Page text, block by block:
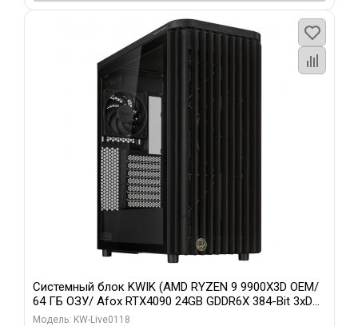
Системный блок KWIK (AMD RYZEN 9 9900X3D OEM/
64 ГБ ОЗУ/ Afox RTX4090 24GB GDDR6X 384-Bit 3xDP
HDMI ATX Turbo/ 960 ГБ SSD)
Модель: KW-Live0118